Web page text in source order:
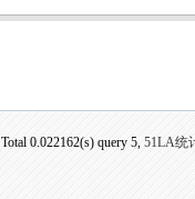
Total 0.022162(s) query 5, 51LA统